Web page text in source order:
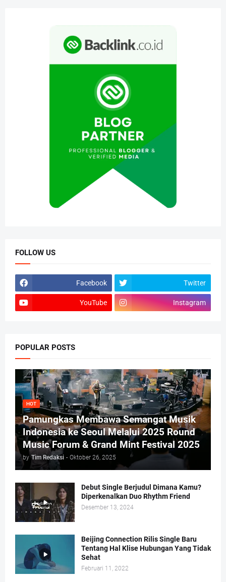
FOLLOW US
Facebook Twitter
YouTube Instagram
POPULAR POSTS
HOT
Pamungkas Membawa Semangat Musik
Indonesia ke Seoul Melalui 2025 Round
Music Forum & Grand Mint Festival 2025
by Tim Redaksi - Oktober 26, 2025
Debut Single Berjudul Dimana Kamu?
Diperkenalkan Duo Rhythm Friend
Desember 13, 2024
Beijing Connection Rilis Single Baru
Tentang Hal Klise Hubungan Yang Tidak
Sehat
Februari 11, 2022